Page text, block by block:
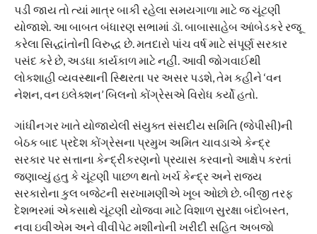
પડી જાય તો ત્યાં માત્ર બાકી રહેલા સમયગાળા માટે જ ચૂંટણી
યોજાશે. આ બાબત બંધારણ સભામાં ડૉ. બાબાસાહેબ આંબેડકરે રજૂ
કરેલા સિદ્ધાંતોની વિરુદ્ધ છે. મતદારો પાંચ વર્ષ માટે સંપૂર્ણ સરકાર
પસંદ કરે છે, અડધા કાર્યકાળ માટે નહીં. આવી જોગવાઈથી
લોકશાહી વ્યવસ્થાની સ્થિરતા પર અસર પડશે, તેમ કહીને ‘વન
નેશન, વન ઇલેક્શન’ બિલનો કોંગ્રેસએ વિરોધ કર્યો હતો.
ગાંધીનગર ખાતે યોજાયેલી સંયુક્ત સંસદીય સમિતિ (જેપીસી)ની
બેઠક બાદ પ્રદેશ કોંગ્રેસના પ્રમુખ અમિત ચાવડાએ કેન્દ્ર
સરકાર પર સત્તાના કેન્દ્રીકરણનો પ્રયાસ કરવાનો આક્ષેપ કરતાં
જણાવ્યું હતુ કે ચૂંટણી પાછળ થતો ખર્ચ કેન્દ્ર અને રાજ્ય
સરકારોના કુલ બજેટની સરખામણીએ ખૂબ ઓછો છે. બીજી તરફ
દેશભરમાં એકસાથે ચૂંટણી યોજવા માટે વિશાળ સુરક્ષા બંદોબસ્ત,
નવા ઇવીએમ અને વીવીપેટ મશીનોની ખરીદી સહિત અબજો